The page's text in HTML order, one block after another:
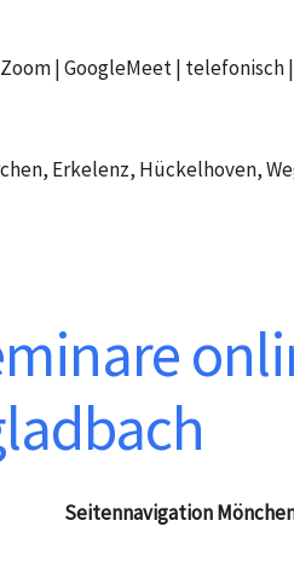
| GoogleMeet | telefonisch
Erkelenz, Hückelhoven,
Seitennavigation